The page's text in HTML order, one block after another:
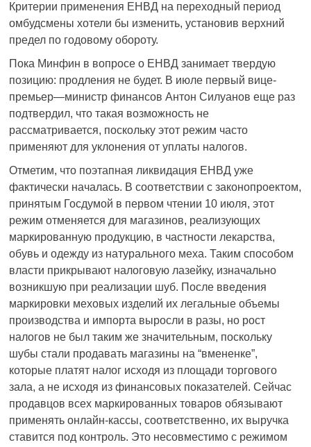
Критерии применения ЕНВД на переходный период
омбудсмены хотели бы изменить, установив верхний
предел по годовому обороту.
Пока Минфин в вопросе о ЕНВД занимает твердую
позицию: продления не будет. В июле первый вице-
премьер—министр финансов Антон Силуанов еще раз
подтвердил, что такая возможность не
рассматривается, поскольку этот режим часто
применяют для уклонения от уплаты налогов.
Отметим, что поэтапная ликвидация ЕНВД уже
фактически началась. В соответствии с законопроектом,
принятым Госдумой в первом чтении 10 июля, этот
режим отменяется для магазинов, реализующих
маркированную продукцию, в частности лекарства,
обувь и одежду из натурального меха. Таким способом
власти прикрывают налоговую лазейку, изначально
возникшую при реализации шуб. После введения
маркировки меховых изделий их легальные объемы
производства и импорта выросли в разы, но рост
налогов не был таким же значительным, поскольку
шубы стали продавать магазины на “вмененке”,
которые платят налог исходя из площади торгового
зала, а не исходя из финансовых показателей. Сейчас
продавцов всех маркированных товаров обязывают
применять онлайн-кассы, соответственно, их выручка
ставится под контроль. Это несовместимо с режимом